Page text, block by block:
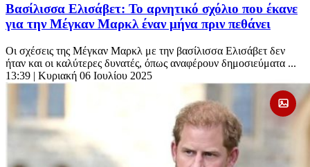
Βασίλισσα Ελισάβετ: Το αρνητικό σχόλιο που έκανε
για την Μέγκαν Μαρκλ έναν μήνα πριν πεθάνει
Οι σχέσεις της Μέγκαν Μαρκλ με την βασίλισσα Ελισάβετ δεν
ήταν και οι καλύτερες δυνατές, όπως αναφέρουν δημοσιεύματα ...
13:39 | Κυριακή 06 Ιουλίου 2025